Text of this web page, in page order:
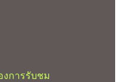
การรับชม